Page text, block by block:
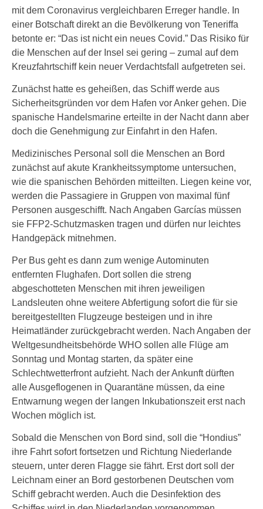
mit dem Coronavirus vergleichbaren Erreger handle. In
einer Botschaft direkt an die Bevölkerung von Teneriffa
betonte er: “Das ist nicht ein neues Covid.” Das Risiko für
die Menschen auf der Insel sei gering – zumal auf dem
Kreuzfahrtschiff kein neuer Verdachtsfall aufgetreten sei.
Zunächst hatte es geheißen, das Schiff werde aus
Sicherheitsgründen vor dem Hafen vor Anker gehen. Die
spanische Handelsmarine erteilte in der Nacht dann aber
doch die Genehmigung zur Einfahrt in den Hafen.
Medizinisches Personal soll die Menschen an Bord
zunächst auf akute Krankheitssymptome untersuchen,
wie die spanischen Behörden mitteilten. Liegen keine vor,
werden die Passagiere in Gruppen von maximal fünf
Personen ausgeschifft. Nach Angaben Garcías müssen
sie FFP2-Schutzmasken tragen und dürfen nur leichtes
Handgepäck mitnehmen.
Per Bus geht es dann zum wenige Autominuten
entfernten Flughafen. Dort sollen die streng
abgeschotteten Menschen mit ihren jeweiligen
Landsleuten ohne weitere Abfertigung sofort die für sie
bereitgestellten Flugzeuge besteigen und in ihre
Heimatländer zurückgebracht werden. Nach Angaben der
Weltgesundheitsbehörde WHO sollen alle Flüge am
Sonntag und Montag starten, da später eine
Schlechtwetterfront aufzieht. Nach der Ankunft dürften
alle Ausgeflogenen in Quarantäne müssen, da eine
Entwarnung wegen der langen Inkubationszeit erst nach
Wochen möglich ist.
Sobald die Menschen von Bord sind, soll die “Hondius”
ihre Fahrt sofort fortsetzen und Richtung Niederlande
steuern, unter deren Flagge sie fährt. Erst dort soll der
Leichnam einer an Bord gestorbenen Deutschen vom
Schiff gebracht werden. Auch die Desinfektion des